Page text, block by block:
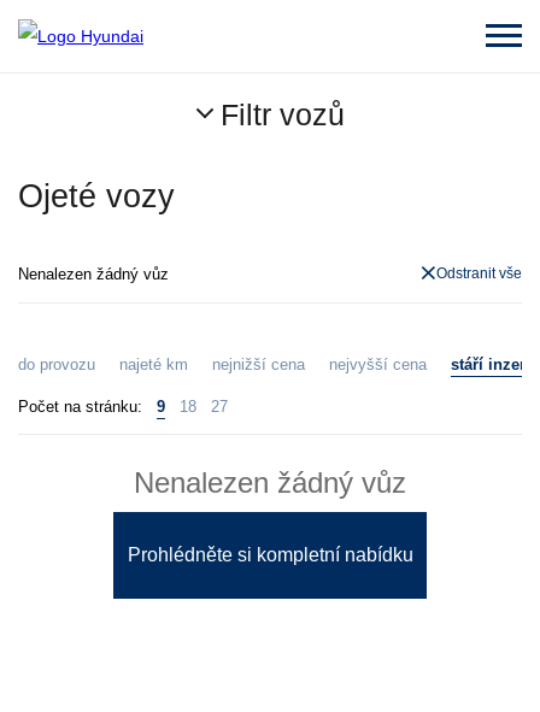
Filtr vozů
Ojeté vozy
Nenalezen žádný vůz Odstranit vše
do provozu najeté km nejnižší cena nejvyšší cena stáří
Počet na stránku: 9 18 27
Nenalezen žádný vůz
Prohlédněte si kompletní nabídku